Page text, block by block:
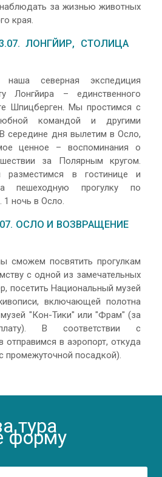
за жизнью животных
края.
ЛОНГЙИР, СТОЛИЦА
северная экспедиция
Лонгйира – единственного
Шпицберген. Мы простимся с
командой и другими
середине дня вылетим в Осло,
ценное – воспоминания о
за Полярным кругом.
разместимся в гостинице и
пешеходную прогулку по
1 ночь в Осло.
ОСЛО И ВОЗВРАЩЕНИЕ
сможем посвятить прогулкам
с одной из замечательных
посетить Национальный музей
включающей полотна
"Кон-Тики" или "Фрам" (за
В соответствии с
отправимся в аэропорт, откуда
промежуточной посадкой).
тура
форму